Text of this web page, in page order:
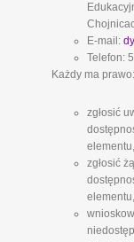
E-mail:
Telefon:
Każdy ma prawo:
zgłosić
elementu,
zgłosić
elementu,